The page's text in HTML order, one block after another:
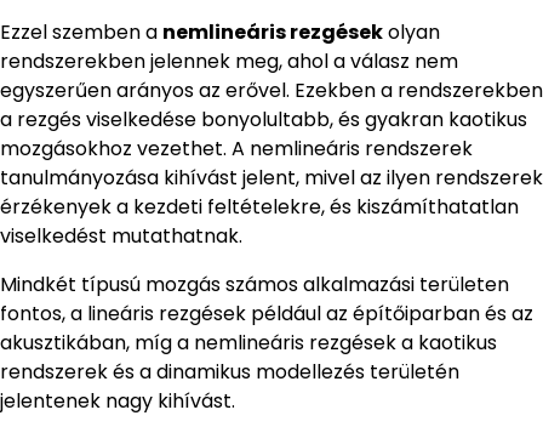
Ezzel szemben a nemlineáris rezgésekolyan
rendszerekben jelennek meg, ahol a válasz nem
egyszerűen arányos az erővel. Ezekben a rendszerekben
a rezgés viselkedése bonyolultabb, és gyakran kaotikus
mozgásokhoz vezethet. A nemlineáris rendszerek
tanulmányozása kihívást jelent, mivel az ilyen rendszerek
érzékenyek a kezdeti feltételekre, és kiszámíthatatlan
viselkedést mutathatnak.
Mindkét típusú mozgás számos alkalmazási területen
fontos, a lineáris rezgések például az építőiparban és az
akusztikában, míg a nemlineáris rezgések a kaotikus
rendszerek és a dinamikus modellezés területén
jelentenek nagy kihívást.